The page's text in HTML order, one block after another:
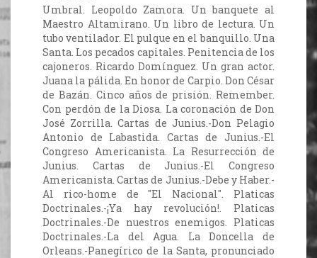
Umbral. Leopoldo Zamora. Un banquete al
Maestro Altamirano. Un libro de lectura. Un
tubo ventilador. El pulque en el banquillo. Una
Santa. Los pecados capitales. Penitencia de los
cajoneros. Ricardo Domínguez. Un gran actor.
Juana la pálida. En honor de Carpio. Don César
de Bazán. Cinco años de prisión. Remember.
Con perdón de la Diosa. La coronación de Don
José Zorrilla. Cartas de Junius.-Don Pelagio
Antonio de Labastida. Cartas de Junius.-El
Congreso Americanista. La Resurrección de
Junius. Cartas de Junius.-El Congreso
Americanista. Cartas de Junius.-Debe y Haber.-
Al rico-home de "El Nacional". Platicas
Doctrinales.-¡Ya hay revolución!. Platicas
Doctrinales.-De nuestros enemigos. Platicas
Doctrinales.-La del Agua. La Doncella de
Orleans.-Panegírico de la Santa, pronunciado